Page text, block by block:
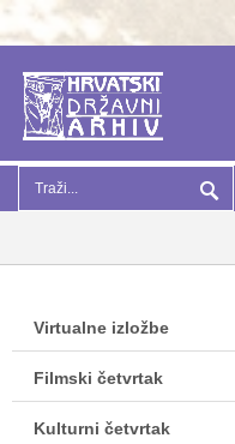
Virtualne izložbe
Filmski četvrtak
Kulturni četvrtak